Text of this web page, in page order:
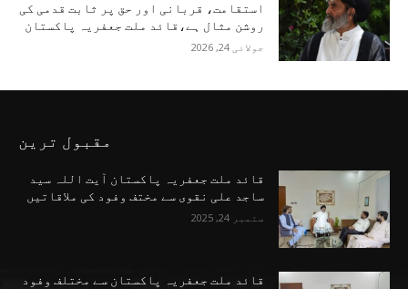
استقامت، قربانی اور حق پر ثابت قدمی کی
روشن مثال ہے،قائد ملت جعفریہ پاکستان
جولائی 24, 2026
مقبول ترین
قائد ملت جعفریہ پاکستان آیت اللہ سید
ساجد علی نقوی سے مختف وفود کی ملاقاتیں
ستمبر 24, 2025
قائد ملت جعفریہ پاکستان سے مختلف وفود